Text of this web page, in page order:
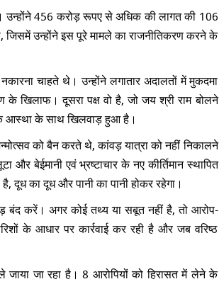
उन्होंने 456 करोड़ रूपए से अधिक की लागत की 106
जिसमें उन्होंने इस पूरे मामले का राजनीतिकरण करने के
चाहते थे। उन्होंने लगातार अदालतों में मुकदमा
खिलाफ। दूसरा पक्ष वो है, जो जय श्री राम बोलने
आस्था के साथ खिलवाड़ हुआ है।
को बैन करते थे, कांवड़ यात्रा को नहीं निकालने
बेईमानी एवं भ्रष्टाचार के नए कीर्तिमान स्थापित
दूध का दूध और पानी का पानी होकर रहेगा।
बंद करें। अगर कोई तथ्य या सबूत नहीं है, तो आरोप-
के आधार पर कार्रवाई कर रही है और जब वरिष्ठ
जा रहा है। 8 आरोपियों को हिरासत में लेने के